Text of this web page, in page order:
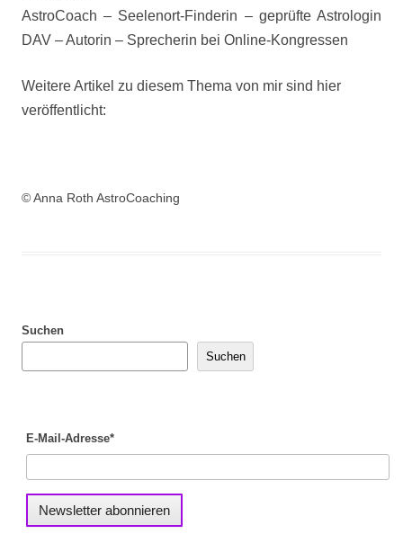
AstroCoach – Seelenort-Finderin – geprüfte Astrologin
DAV – Autorin – Sprecherin bei Online-Kongressen
Weitere Artikel zu diesem Thema von mir sind hier
veröffentlicht:
© Anna Roth AstroCoaching
Suchen
Suchen
E-Mail-Adresse*